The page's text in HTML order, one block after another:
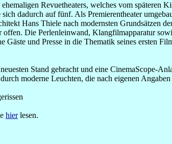
Revuetheaters, welches vom
dadurch auf fünf. Als Premierentheater
Hans Thiele nach modernsten Grundsätzen
offen. Die Perlenleinwand, Klangfilmapparatur
Gäste und Presse in die Thematik seines
Stand gebracht und eine CinemaScope-
moderne Leuchten, die nach eigenen
hierlesen.